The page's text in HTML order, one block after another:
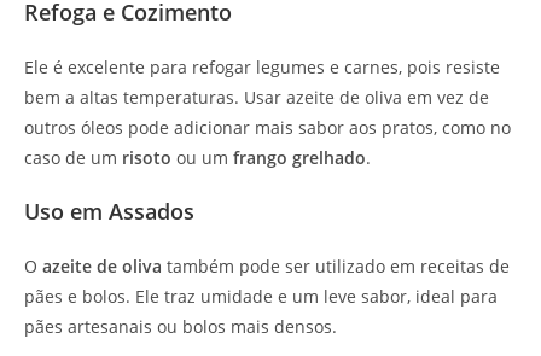
Refoga e Cozimento
Ele é excelente para refogar legumes e carnes, pois resiste
bem a altas temperaturas. Usar azeite de oliva em vez de
outros óleos pode adicionar mais sabor aos pratos, como no
caso de um risoto ou um frango grelhado.
Uso em Assados
O azeite de oliva também pode ser utilizado em receitas de
pães e bolos. Ele traz umidade e um leve sabor, ideal para
pães artesanais ou bolos mais densos.